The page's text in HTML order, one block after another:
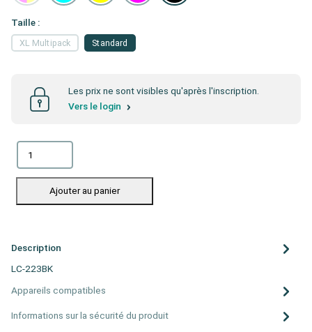
Taille :
XL Multipack Standard
Les prix ne sont visibles qu'après l'inscription.
Vers le login
Ajouter au panier
Description
LC-223BK
Appareils compatibles
Informations sur la sécurité du produit